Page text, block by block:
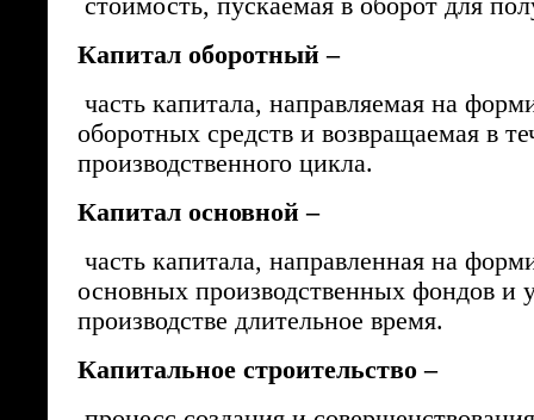
стоимость, пускаемая в оборот для
Капитал оборотный –
часть капитала, направляемая на
оборотных средств и возвращаемая в
производственного цикла.
Капитал основной –
часть капитала, направленная на
основных производственных фондов и
производстве длительное время.
Капитальное строительство –